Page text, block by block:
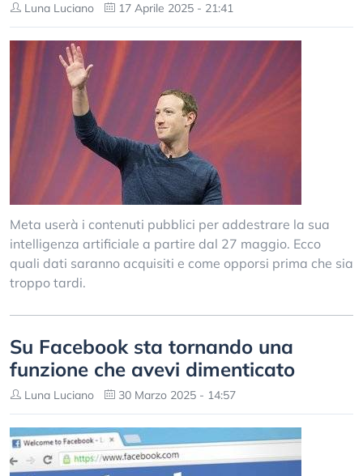
Luna Luciano 17 Aprile 2025 - 21:41
Meta userà i contenuti pubblici per addestrare la sua
intelligenza artificiale a partire dal 27 maggio. Ecco
quali dati saranno acquisiti e come opporsi prima che sia
troppo tardi.
Su Facebook sta tornando una
funzione che avevi dimenticato
Luna Luciano 30 Marzo 2025 - 14:57